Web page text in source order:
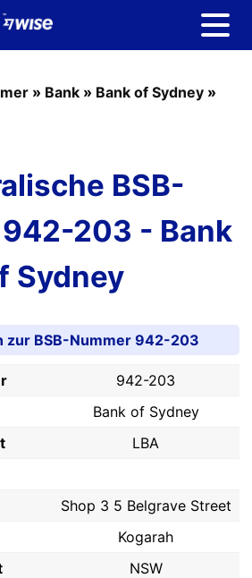
» Bank » Bank of Sydney »
BSB-
203 - Bank
Sydney
zur BSB-Nummer 942-203
942-203
Bank of Sydney
LBA
Shop 3 5 Belgrave Street
Kogarah
NSW